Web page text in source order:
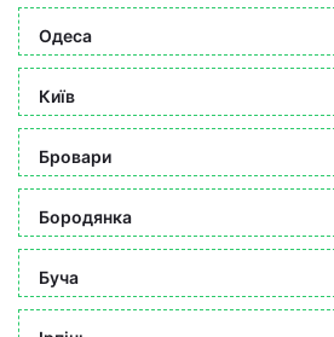
Одеса
Київ
Бровари
Бородянка
Буча